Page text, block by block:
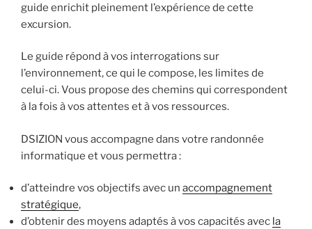
guide enrichit pleinement l’expérience de cette
excursion.
Le guide répond à vos interrogations sur
l’environnement, ce qui le compose, les limites de
celui-ci. Vous propose des chemins qui correspondent
à la fois à vos attentes et à vos ressources.
DSIZION vous accompagne dans votre randonnée
informatique et vous permettra :
d’atteindre vos objectifs avec un accompagnement
stratégique,
d’obtenir des moyens adaptés à vos capacités avec la